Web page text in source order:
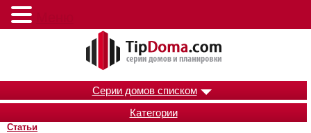
Серии домов списком
Категории
Статьи